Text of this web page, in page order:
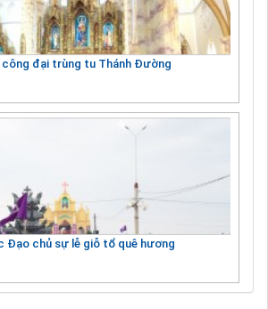
đại trùng tu Thánh Đường
Đạo chủ sự lễ giỗ tổ quê hương